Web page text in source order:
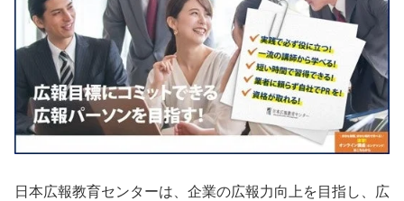
日本広報教育センターは、企業の広報力向上を目指し、広